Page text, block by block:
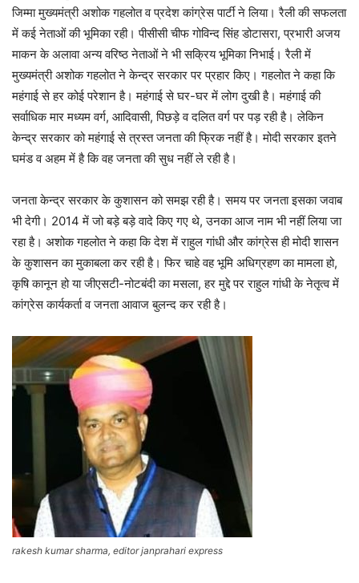
जिम्मा मुख्यमंत्री अशोक गहलोत व प्रदेश कांग्रेस पार्टी ने लिया। रैली की सफलता
में कई नेताओं की भूमिका रही। पीसीसी चीफ गोविन्द सिंह डोटासरा, प्रभारी अजय
माकन के अलावा अन्य वरिष्ठ नेताओं ने भी सक्रिय भूमिका निभाई। रैली में
मुख्यमंत्री अशोक गहलोत ने केन्द्र सरकार पर प्रहार किए। गहलोत ने कहा कि
महंगाई से हर कोई परेशान है। महंगाई से घर-घर में लोग दुखी है। महंगाई की
सर्वाधिक मार मध्यम वर्ग, आदिवासी, पिछड़े व दलित वर्ग पर पड़ रही है। लेकिन
केन्द्र सरकार को महंगाई से त्रस्त जनता की फ्रिक नहीं है। मोदी सरकार इतने
घमंड व अहम में है कि वह जनता की सुध नहीं ले रही है।
जनता केन्द्र सरकार के कुशासन को समझ रही है। समय पर जनता इसका जवाब
भी देगी। 2014 में जो बड़े बड़े वादे किए गए थे, उनका आज नाम भी नहीं लिया जा
रहा है। अशोक गहलोत ने कहा कि देश में राहुल गांधी और कांग्रेस ही मोदी शासन
के कुशासन का मुकाबला कर रही है। फिर चाहे वह भूमि अधिग्रहण का मामला हो,
कृषि कानून हो या जीएसटी-नोटबंदी का मसला, हर मुद्दे पर राहुल गांधी के नेतृत्व में
कांग्रेस कार्यकर्ता व जनता आवाज बुलन्द कर रही है।
rakesh kumar sharma, editor janprahari express